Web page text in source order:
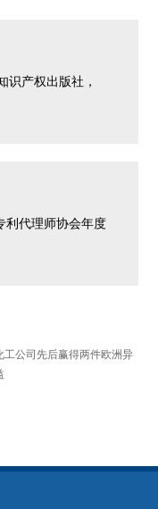
识产权出版社，
利代理师协会年度
工公司先后赢得两件欧洲异